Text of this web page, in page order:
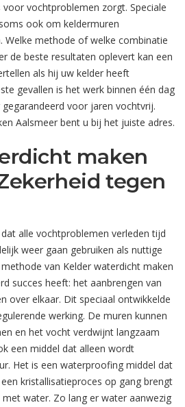
vochtproblemen zorgt. Speciale
ook om keldermuren
Welke methode of welke combinatie
de beste resultaten oplevert kan een
als hij uw kelder heeft
gevallen is het werk binnen één dag
voor jaren vochtvrij.
Aalsmeer bent u bij het juiste adres.
maken
tegen
alle vochtproblemen verleden tijd
weer gaan gebruiken als nuttige
van Kelder waterdicht maken
succes heeft: het aanbrengen van
over elkaar. Dit speciaal ontwikkelde
werking. De muren kunnen
en het vocht verdwijnt langzaam
een middel dat alleen wordt
Het is een waterproofing middel dat
kristallisatieproces op gang brengt
water. Zo lang er water aanwezig